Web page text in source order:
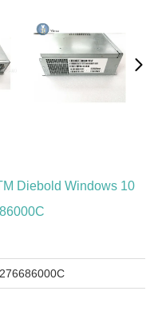
Diebold Windows 10